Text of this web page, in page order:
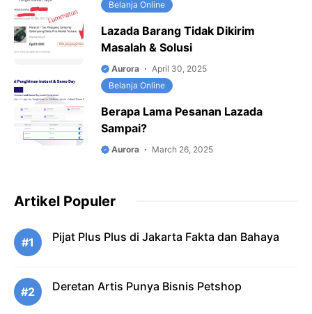
Belanja Online
Lazada Barang Tidak Dikirim
Masalah & Solusi
Aurora
April 30, 2025
Belanja Online
Berapa Lama Pesanan Lazada
Sampai?
Aurora March 26, 2025
Artikel Populer
#1 Pijat Plus Plus di Jakarta Fakta dan Bahaya
#2 Deretan Artis Punya Bisnis Petshop